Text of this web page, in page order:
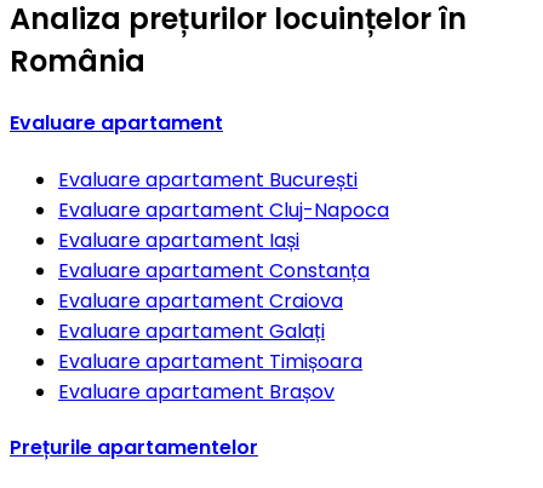
Analiza prețurilor locuințelor în
România
Evaluare apartament
Evaluare apartament București
Evaluare apartament Cluj-Napoca
Evaluare apartament Iași
Evaluare apartament Constanța
Evaluare apartament Craiova
Evaluare apartament Galați
Evaluare apartament Timișoara
Evaluare apartament Brașov
Prețurile apartamentelor